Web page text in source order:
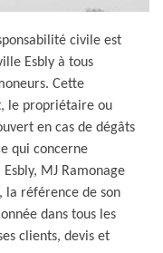
civile est
Esbly à tous
Cette
le propriétaire ou
en cas de dégâts
qui concerne
MJ Ramonage
la référence de son
dans tous les
clients, devis et